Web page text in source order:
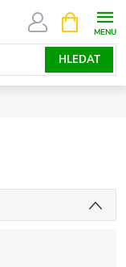
HLEDAT
NÁKUPNÍ
KOŠÍK